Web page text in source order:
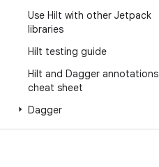
Use Hilt with other Jetpack
libraries
Hilt testing guide
Hilt and Dagger annotations
cheat sheet
Dagger